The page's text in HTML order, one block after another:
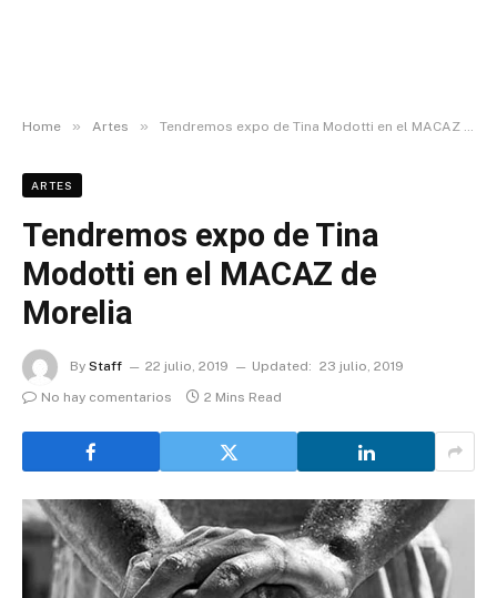
Home » Artes » Tendremos expo de Tina Modotti en el MACAZ de Morelia
ARTES
Tendremos expo de Tina
Modotti en el MACAZ de
Morelia
By Staff 22 julio, 2019 Updated: 23 julio, 2019
No hay comentarios
2 Mins Read